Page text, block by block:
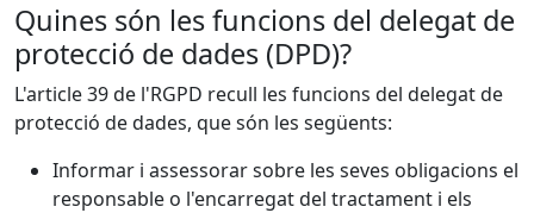
Quines són les funcions del delegat de
protecció de dades (DPD)?
L'article 39 de l'RGPD recull les funcions del delegat de
protecció de dades, que són les següents:
Informar i assessorar sobre les seves obligacions el
responsable o l'encarregat del tractament i els